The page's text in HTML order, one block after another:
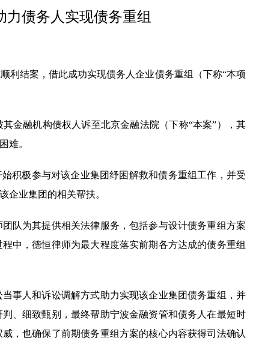
债务人实现债务重组
利结案，借此成功实现债务人企业债务重组（下称“本项
金融机构债权人诉至北京金融法院（下称“本案”），其
难。
积极参与对该企业集团纾困解救和债务重组工作，并受
企业集团的相关帮扶。
队为其提供相关法律服务，包括参与设计债务重组方案
中，德恒律师为最大程度落实前期各方达成的债务重组
事人和诉讼调解方式助力实现该企业集团债务重组，并
、细致甄别，最终帮助宁波金融资管和债务人在最短时
，也确保了前期债务重组方案的核心内容获得司法确认